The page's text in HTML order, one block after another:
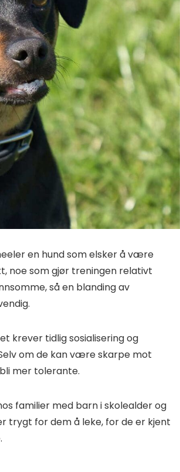
en hund som elsker å være
noe som gjør treningen relativt
så en blanding av
krever tidlig sosialisering og
om de kan være skarpe mot
mer tolerante.
familier med barn i skolealder og
trygt for dem å leke, for de er kjent